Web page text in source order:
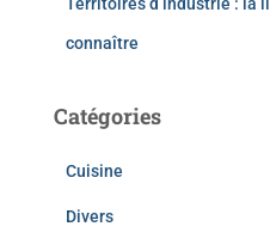
connaître
Catégories
Cuisine
Divers